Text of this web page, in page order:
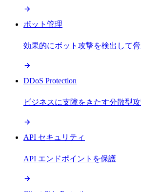
ボット管理
効果的にボット攻撃を検出して
DDoS Protection
ビジネスに支障をきたす分散型
API セキュリティ
API エンドポイントを保護